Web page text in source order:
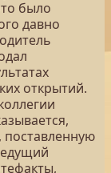
было
давно
открытий.
поставленную